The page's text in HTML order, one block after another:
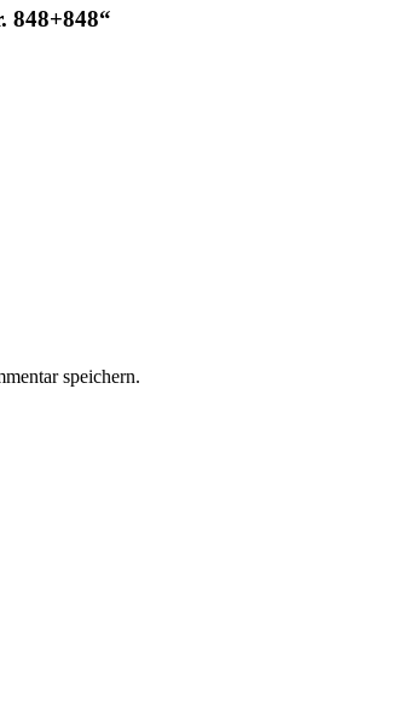
848+848“
speichern.